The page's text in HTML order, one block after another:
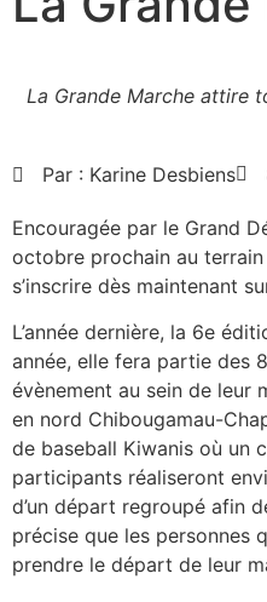
La Grande Marche attire
Par : Karine Desbiens
Encouragée par le Grand
octobre prochain au terrain
s’inscrire dès maintenant
L’année dernière, la 6e
année, elle fera partie des
évènement au sein de leur
en nord Chibougamau-
de baseball Kiwanis où un
participants réaliseront
d’un départ regroupé afin
précise que les personnes
prendre le départ de leur